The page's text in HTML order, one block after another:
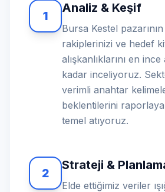
1
Analiz & Keşif
Bursa Kestel
rakiplerinizi ve hedef
alışkanlıklarını en ince
kadar inceliyoruz.
verimli anahtar
beklentilerini
temel atıyoruz.
2
Strateji &
Elde ettiğimiz veriler